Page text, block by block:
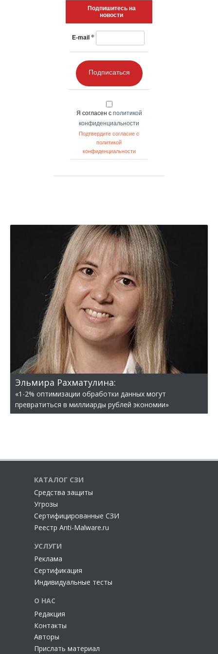
Подпишитесь на
новости
E-mail *
Подписаться
Я согласен с политикой
конфиденциальности
Подтвердите согласие с
политикой
конфиденциальности
Эльмира Рахматулина:
«1-2% оптимизации обработки данных могут
превратиться в миллиарды рублей экономии»
КАТАЛОГ СЗИ
Cредства защиты
Угрозы
Сертифицированные СЗИ
Реестр Anti-Malware.ru
УСЛУГИ
Реклама
Сертификация
Индивидуальные тесты
О НАС
Редакция
Контакты
Авторы
Прислать материал